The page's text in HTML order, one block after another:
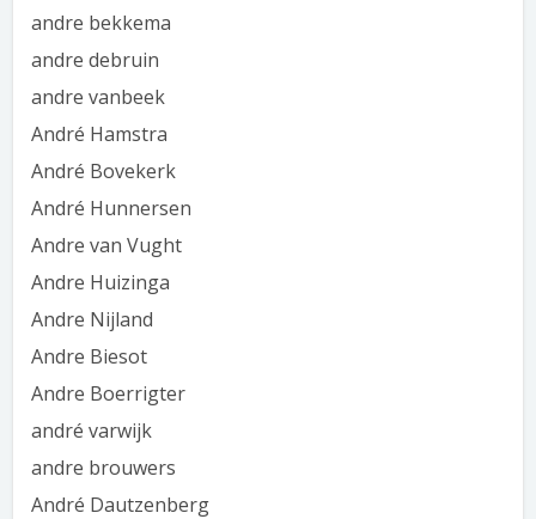
andre bekkema
andre debruin
andre vanbeek
André Hamstra
André Bovekerk
André Hunnersen
Andre van Vught
Andre Huizinga
Andre Nijland
Andre Biesot
Andre Boerrigter
andré varwijk
andre brouwers
André Dautzenberg